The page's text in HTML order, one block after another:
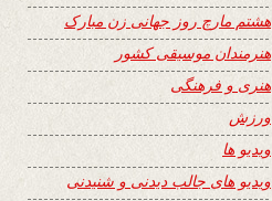
هشتم مارچ روز جهانی زن مبارک
هنرمندان موسیقی کشور
هنری و فرهنگی
ورزش
ویدیو ها
ویدیو های جالب دیدنی و شنیدنی